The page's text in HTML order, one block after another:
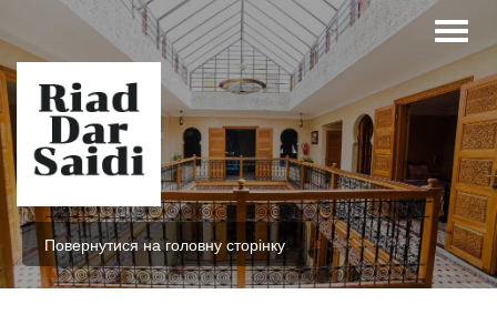
Повернутися на головну сторінку